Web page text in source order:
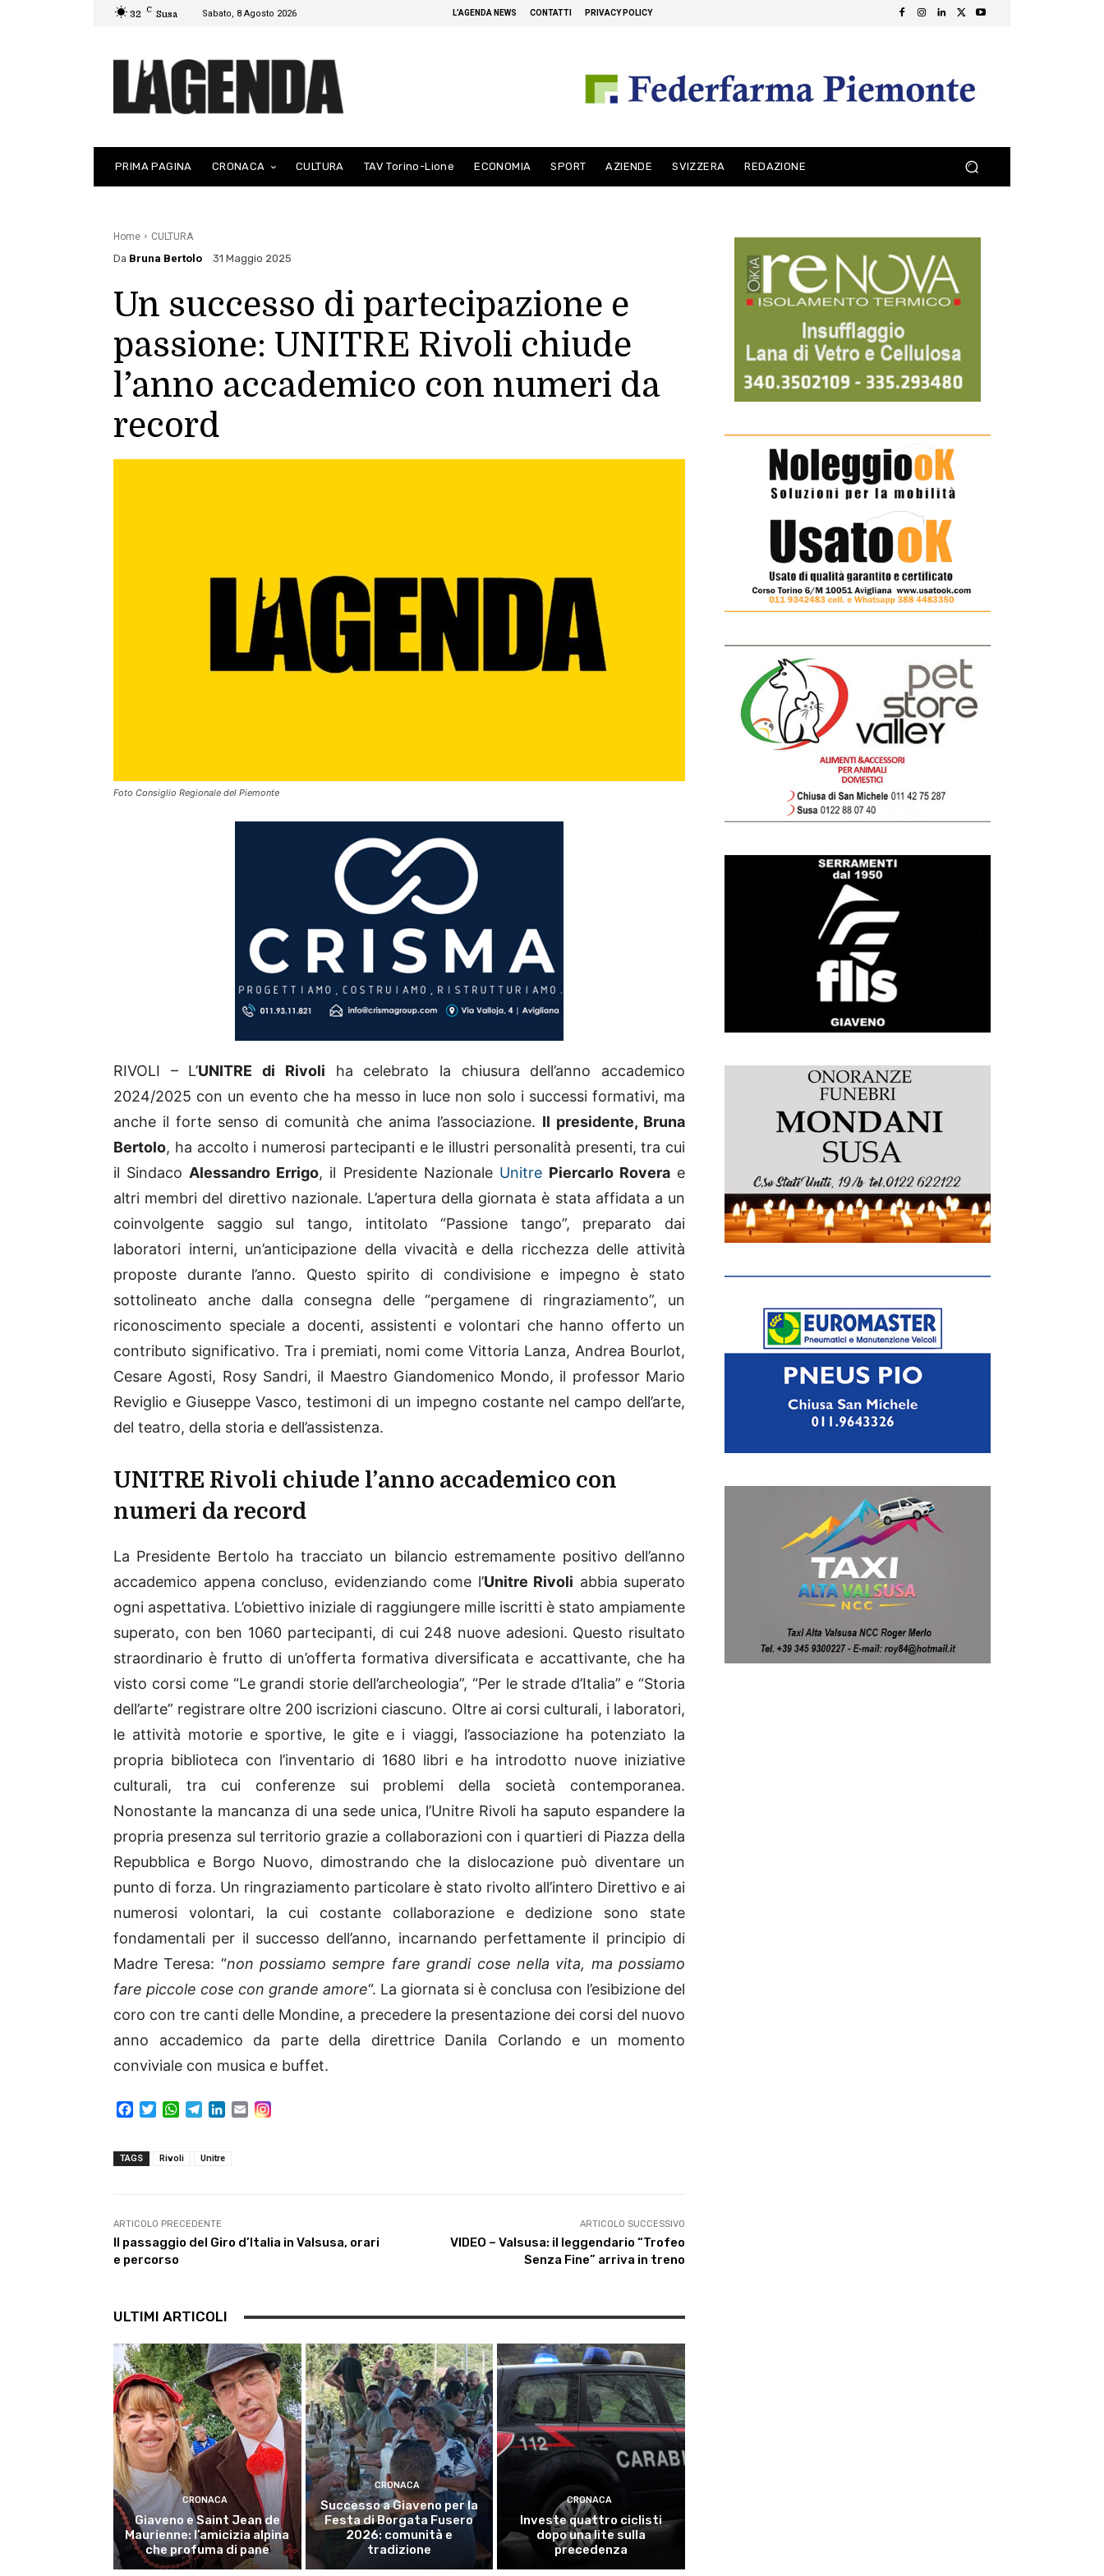
32 C Susa Sabato, 8 Agosto 2026 L’AGENDA NEWS CONTATTI PRIVACY POLICY
PRIMA PAGINA CRONACA CULTURA TAV Torino-Lione ECONOMIA SPORT AZIENDE SVIZZERA REDAZIONE
Home CULTURA
Da Bruna Bertolo 31 Maggio 2025
Un successo di partecipazione e
passione: UNITRE Rivoli chiude
l’anno accademico con numeri da
record
Foto Consiglio Regionale del Piemonte
RIVOLI – L’UNITRE di Rivoli ha celebrato la chiusura dell’anno accademico
2024/2025 con un evento che ha messo in luce non solo i successi formativi, ma
anche il forte senso di comunità che anima l’associazione. Il presidente, Bruna
Bertolo, ha accolto i numerosi partecipanti e le illustri personalità presenti, tra cui
il SindacoAlessandro Errigo, il Presidente Nazionale Unitre Piercarlo Roverae
altri membri del direttivo nazionale. L’apertura della giornata è stata affidata a un
coinvolgente saggio sul tango, intitolato “Passione tango”, preparato dai
laboratori interni, un’anticipazione della vivacità e della ricchezza delle attività
proposte durante l’anno. Questo spirito di condivisione e impegno è stato
sottolineato anche dalla consegna delle “pergamene di ringraziamento”, un
riconoscimento speciale a docenti, assistenti e volontari che hanno offerto un
contributo significativo. Tra i premiati, nomi come Vittoria Lanza, Andrea Bourlot,
Cesare Agosti, Rosy Sandri, il Maestro Giandomenico Mondo, il professor Mario
Reviglio e Giuseppe Vasco, testimoni di un impegno costante nel campo dell’arte,
del teatro, della storia e dell’assistenza.
UNITRE Rivoli chiude l’anno accademico con
numeri da record
La Presidente Bertolo ha tracciato un bilancio estremamente positivo dell’anno
accademico appena concluso, evidenziando come l’Unitre Rivoli abbia superato
ogni aspettativa. L’obiettivo iniziale di raggiungere mille iscritti è stato ampiamente
superato, con ben 1060 partecipanti, di cui 248 nuove adesioni. Questo risultato
straordinario è frutto di un’offerta formativa diversificata e accattivante, che ha
visto corsi come “Le grandi storie dell’archeologia”, “Per le strade d’Italia” e “Storia
dell’arte” registrare oltre 200 iscrizioni ciascuno. Oltre ai corsi culturali, i laboratori,
le attività motorie e sportive, le gite e i viaggi, l’associazione ha potenziato la
propria biblioteca con l’inventario di 1680 libri e ha introdotto nuove iniziative
culturali, tra cui conferenze sui problemi della società contemporanea.
Nonostante la mancanza di una sede unica, l’Unitre Rivoli ha saputo espandere la
propria presenza sul territorio grazie a collaborazioni con i quartieri di Piazza della
Repubblica e Borgo Nuovo, dimostrando che la dislocazione può diventare un
punto di forza. Un ringraziamento particolare è stato rivolto all’intero Direttivo e ai
numerosi volontari, la cui costante collaborazione e dedizione sono state
fondamentali per il successo dell’anno, incarnando perfettamente il principio di
Madre Teresa: “non possiamo sempre fare grandi cose nella vita, ma possiamo
fare piccole cose con grande amore“. La giornata si è conclusa con l’esibizione del
coro con tre canti delle Mondine, a precedere la presentazione dei corsi del nuovo
anno accademico da parte della direttrice Danila Corlando e un momento
conviviale con musica e buffet.
e
k
t
W
t
p
e
m
E
TAGS Rivoli Unitre
ARTICOLO PRECEDENTE
Il passaggio del Giro d’Italia in Valsusa, orari
e percorso
ARTICOLO SUCCESSIVO
VIDEO – Valsusa: il leggendario “Trofeo
Senza Fine” arriva in treno
ULTIMI ARTICOLI
CRONACA
Giaveno e Saint Jean de
Maurienne: l’amicizia alpina
che profuma di pane
CRONACA
Successo a Giaveno per la
Festa di Borgata Fusero
2026: comunità e
tradizione
CRONACA
Investe quattro ciclisti
dopo una lite sulla
precedenza